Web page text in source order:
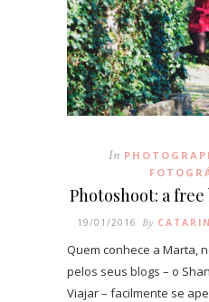
In
Photoshoot: a
19/01/2016 By
Quem conhece a Marta,
pelos seus blogs – o
Viajar – facilmente se